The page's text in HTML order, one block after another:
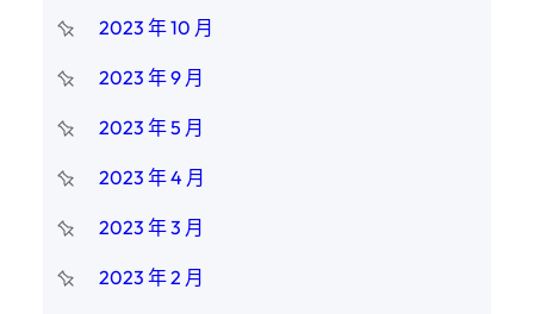
2023 年 10 月
2023 年 9 月
2023 年 5 月
2023 年 4 月
2023 年 3 月
2023 年 2 月